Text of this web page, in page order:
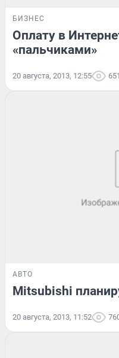
БИЗНЕС
Оплату в
«пальчиками»
20 августа, 2013, 12:55 651
АВТО
Mitsubishi
20 августа, 2013, 11:52